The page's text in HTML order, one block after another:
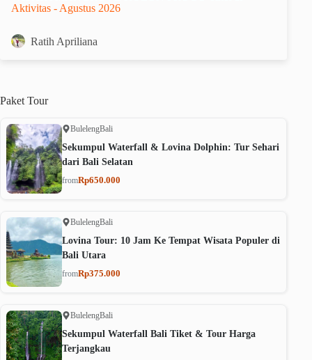
Aktivitas - Agustus 2026
Ratih Apriliana
Paket Tour
BulelengBali
Sekumpul Waterfall & Lovina Dolphin: Tur Sehari
dari Bali Selatan
fromRp650.000
BulelengBali
Lovina Tour: 10 Jam Ke Tempat Wisata Populer di
Bali Utara
fromRp375.000
BulelengBali
Sekumpul Waterfall Bali Tiket & Tour Harga
Terjangkau